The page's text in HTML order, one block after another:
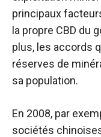
principaux
la propre CBD du
plus, les accords
réserves de
sa population.
En 2008, par
sociétés